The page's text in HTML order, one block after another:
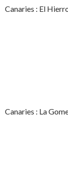
Canaries : El
Canaries : La